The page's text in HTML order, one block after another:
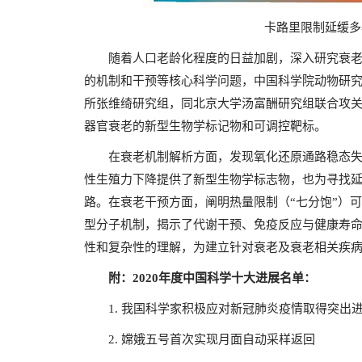
卡路里限制延缓
随着人口老龄化程度的日益加剧，深入研究衰老
的机制和干预等核心科学问题，中国科学院动物研
所张维绮研究组，同北京大学汤富酬研究组联合攻
器官衰老的新型生物学标记物和可调控靶标。
在衰老机制解析方面，发现氧化还原通路稳态失
性生殖力下降提供了新型生物学标志物，也为寻找
路。在衰老干预方面，阐明热量限制（“七分饱”）
型分子机制，揭示了代谢干预、免疫反应与健康寿
性和复杂性的理解，为建立针对衰老及衰老相关疾
附： 2020年度中国科学十大进展名单：
1. 我国科学家积极应对新冠肺炎疫情取得突出
2. 嫦娥五号首次实现月面自动采样返回